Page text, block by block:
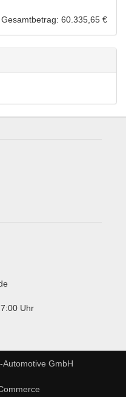
Gesamtbetrag: 60.335,65 €
Uhr
Automotive GmbH